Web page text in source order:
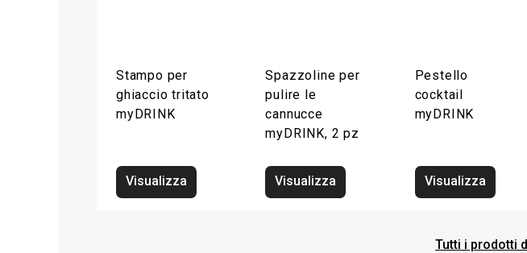
Stampo per
ghiaccio tritato
myDRINK
Visualizza
Spazzoline per
pulire le
cannucce
myDRINK, 2 pz
Visualizza
Pestello
cocktail
myDRINK
Visualizza
Tutti i prodotti